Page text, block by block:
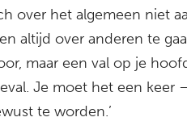
over het algemeen niet
altijd over anderen te
maar een val op je
Je moet het een keer
te worden.’